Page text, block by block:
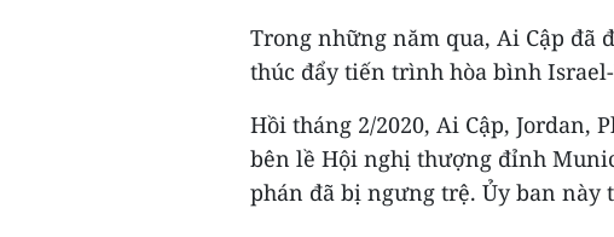
Trong những năm qua, Ai Cập đã
thúc đẩy tiến trình hòa bình
Hồi tháng 2/2020, Ai Cập, Jordan,
bên lề Hội nghị thượng đỉnh
phán đã bị ngưng trệ. Ủy ban này